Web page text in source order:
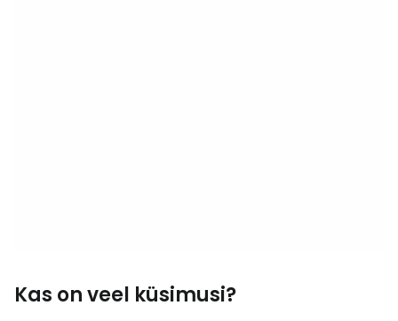
Kas on veel küsimusi?